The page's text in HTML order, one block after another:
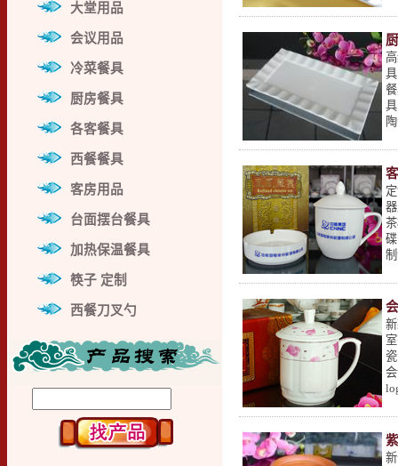
大堂用品
会议用品
冷菜餐具
厨房餐具
各客餐具
西餐餐具
客房用品
台面摆台餐具
加热保温餐具
筷子 定制
西餐刀叉勺